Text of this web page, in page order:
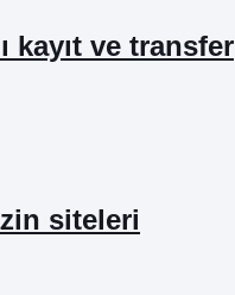
kayıt ve transfer
siteleri